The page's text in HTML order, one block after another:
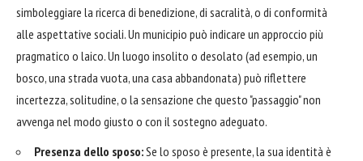
simboleggiare la ricerca di benedizione, di sacralità, o di conformità
alle aspettative sociali. Un municipio può indicare un approccio più
pragmatico o laico. Un luogo insolito o desolato (ad esempio, un
bosco, una strada vuota, una casa abbandonata) può riflettere
incertezza, solitudine, o la sensazione che questo "passaggio" non
avvenga nel modo giusto o con il sostegno adeguato.
Presenza dello sposo:Se lo sposo è presente, la sua identità è